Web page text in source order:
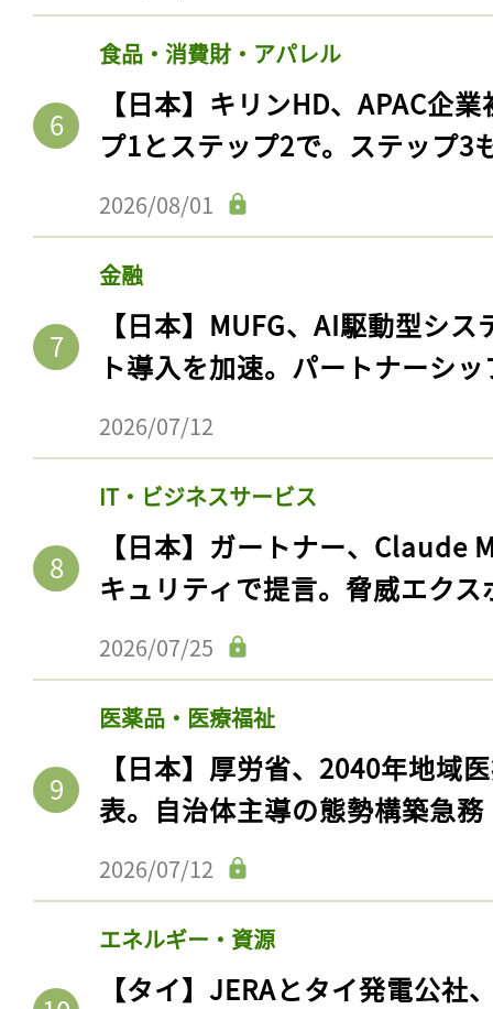
食品・消費財・アパレル
【日本】キリンHD、APAC企
プ1とステップ2で。ステップ3
2026/08/01
金融
【日本】MUFG、AI駆動型シ
ト導入を加速。パートナーシ
2026/07/12
IT・ビジネスサービス
【日本】ガートナー、Claude
キュリティで提言。脅威エク
2026/07/25
医薬品・医療福祉
【日本】厚労省、2040年地域
表。自治体主導の態勢構築急務
2026/07/12
エネルギー・資源
【タイ】JERAとタイ発電公社
記事をお気に入りに
ログインが必
ログイン
会員登録